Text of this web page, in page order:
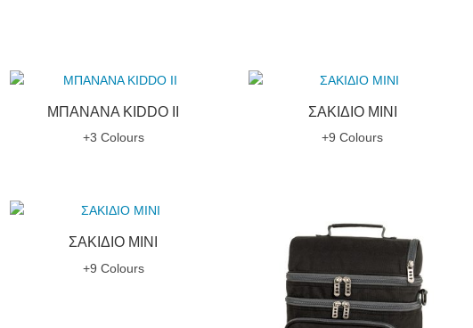
ΜΠΑΝΑΝΑ KIDDO ΙΙ
+3 Colours
ΣΑΚΙΔΙΟ MINI
+9 Colours
ΣΑΚΙΔΙΟ MINI
+9 Colours